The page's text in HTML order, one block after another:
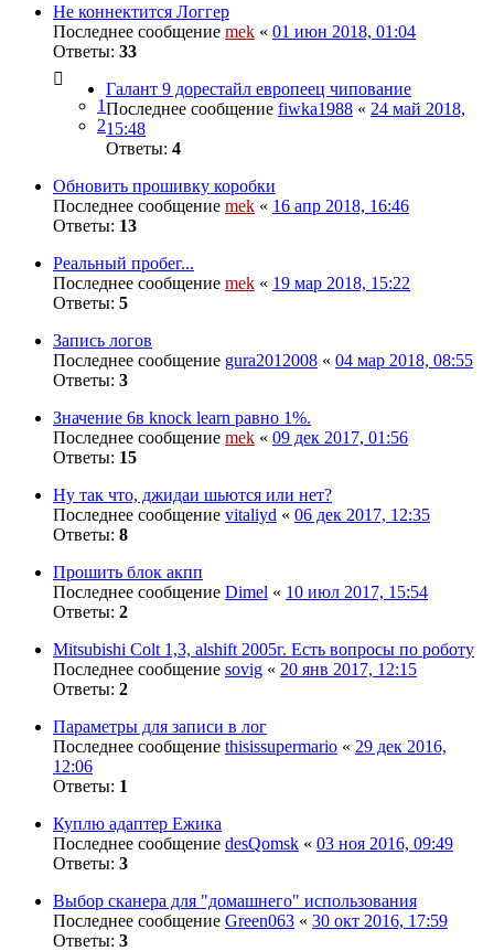
Не коннектится Логгер
Последнее сообщение mek « 01 июн 2018, 01:04
Ответы: 33
1
2
Галант 9 дорестайл европеец чипование
Последнее сообщение fiwka1988 « 24 май 2018,
15:48
Ответы: 4
Обновить прошивку коробки
Последнее сообщение mek « 16 апр 2018, 16:46
Ответы: 13
Реальный пробег...
Последнее сообщение mek « 19 мар 2018, 15:22
Ответы: 5
Запись логов
Последнее сообщение gura2012008 « 04 мар 2018, 08:55
Ответы: 3
Значение 6в knock learn равно 1%.
Последнее сообщение mek « 09 дек 2017, 01:56
Ответы: 15
Ну так что, джидаи шьются или нет?
Последнее сообщение vitaliyd « 06 дек 2017, 12:35
Ответы: 8
Прошить блок акпп
Последнее сообщение Dimel « 10 июл 2017, 15:54
Ответы: 2
Mitsubishi Colt 1,3, alshift 2005г. Есть вопросы по роботу
Последнее сообщение sovig « 20 янв 2017, 12:15
Ответы: 2
Параметры для записи в лог
Последнее сообщение thisissupermario « 29 дек 2016,
12:06
Ответы: 1
Куплю адаптер Ежика
Последнее сообщение desQomsk « 03 ноя 2016, 09:49
Ответы: 3
Выбор сканера для "домашнего" использования
Последнее сообщение Green063 « 30 окт 2016, 17:59
Ответы: 3